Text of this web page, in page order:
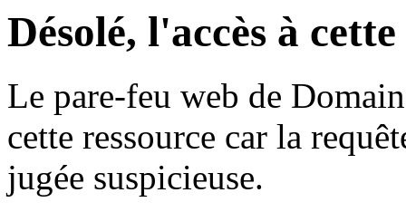
Désolé, l'accès à
Le pare-feu web de
cette ressource car la
jugée suspicieuse.